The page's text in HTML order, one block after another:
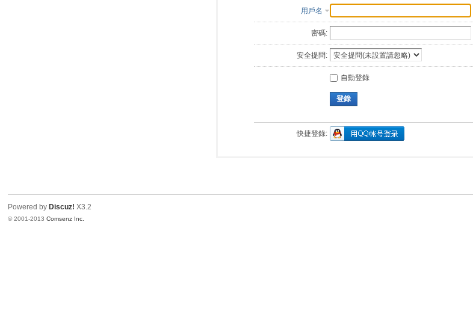
用戶名
密碼:
安全提問:
自動登錄
登錄
快捷登錄:
Powered by Discuz! X3.2
© 2001-2013Comsenz Inc.